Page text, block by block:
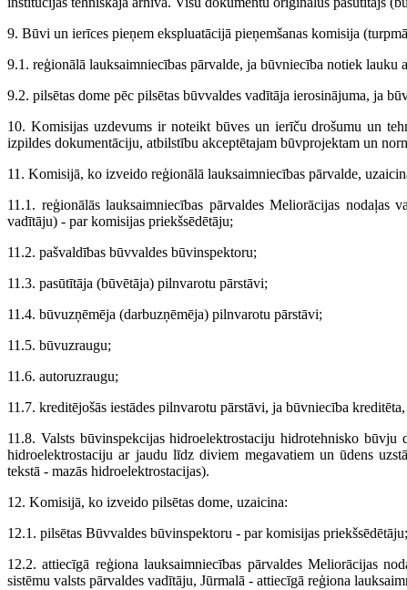
9. Būvi un ierīces pieņem ekspluatācijā pieņemšanas komisija
9.1. reģionālā lauksaimniecības pārvalde, ja būvniecība notiek lauku
9.2. pilsētas dome pēc pilsētas būvvaldes vadītāja ierosinājuma, ja
10. Komisijas uzdevums ir noteikt būves un ierīču drošumu un
izpildes dokumentāciju, atbilstību akceptētajam būvprojektam un
11. Komisijā, ko izveido reģionālā lauksaimniecības pārvalde,
11.1. reģionālās lauksaimniecības pārvaldes Meliorācijas nodaļas
vadītāju) - par komisijas priekšsēdētāju;
11.2. pašvaldības būvvaldes būvinspektoru;
11.3. pasūtītāja (būvētāja) pilnvarotu pārstāvi;
11.4. būvuzņēmēja (darbuzņēmēja) pilnvarotu pārstāvi;
11.5. būvuzraugu;
11.6. autoruzraugu;
11.7. kreditējošās iestādes pilnvarotu pārstāvi, ja būvniecība
11.8. Valsts būvinspekcijas hidroelektrostaciju hidrotehnisko būvju
hidroelektrostaciju ar jaudu līdz diviem megavatiem un ūdens
tekstā - mazās hidroelektrostacijas).
12. Komisijā, ko izveido pilsētas dome, uzaicina:
12.1. pilsētas Būvvaldes būvinspektoru - par komisijas priekšsēdētāju;
12.2. attiecīgā reģiona lauksaimniecības pārvaldes Meliorācijas
sistēmu valsts pārvaldes vadītāju, Jūrmalā - attiecīgā reģiona